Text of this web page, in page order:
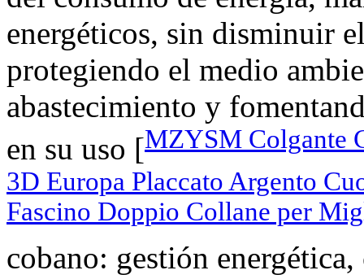
energéticos, sin disminuir
protegiendo el medio
abastecimiento y
en su uso [MZYSM Colgante
3D Europa Placcato Argento
Fascino Doppio Collane per
cobano: gestión